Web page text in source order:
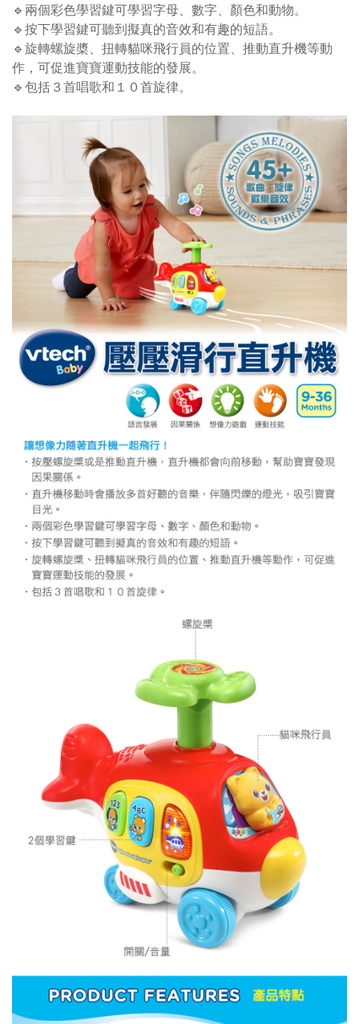
🔹兩個彩色學習鍵可學習字母、數字、顏色和動物。
🔹按下學習鍵可聽到擬真的音效和有趣的短語。
🔹旋轉螺旋槳、扭轉貓咪飛行員的位置、推動直升機等動
作，可促進寶寶運動技能的發展。
🔹包括３首唱歌和１０首旋律。